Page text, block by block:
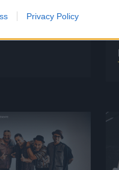
Privacy Policy
il manquait
[…]